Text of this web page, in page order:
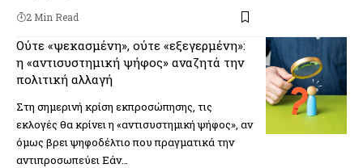
2 Min Read
Ούτε «ψεκασμένη», ούτε «εξεγερμένη»:
η «αντισυστημική ψήφος» αναζητά την
πολιτική αλλαγή
Στη σημερινή κρίση εκπροσώπησης, τις
εκλογές θα κρίνει η «αντισυστημική ψήφος», αν
όμως βρει ψηφοδέλτιο που πραγματικά την
αντιπροσωπεύει Εάν…